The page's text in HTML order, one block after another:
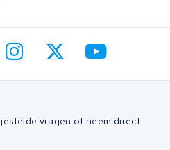
vragen of neem direct